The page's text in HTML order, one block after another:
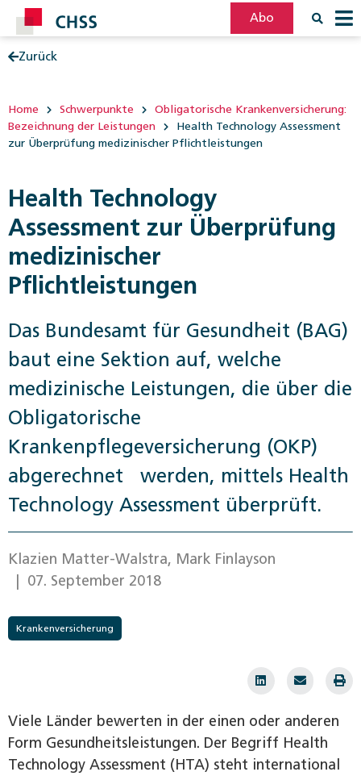
Abo
Zurück
Home Schwerpunkte
Obligatorische Krankenversicherung:
Bezeichnung der Leistungen
Health Technology Assessment
zur Überprüfung medizinischer Pflichtleistungen
Health Technology
Assessment zur Überprüfung
medizinischer
Pflichtleistungen
Das Bundesamt für Gesundheit (BAG)
baut eine Sektion auf, welche
medizinische ­Leistungen, die über die
Obligatorische
Krankenpflegeversicherung (OKP)
abgerechnet werden, mittels Health
Technology Assessment überprüft.
Klazien Matter-Walstra, Mark Finlayson
| 07. September 2018
Krankenversicherung
Viele Länder bewerten in der einen oder anderen
Form Gesundheitsleistungen. Der Begriff Health
Technology Assessment (HTA) steht international